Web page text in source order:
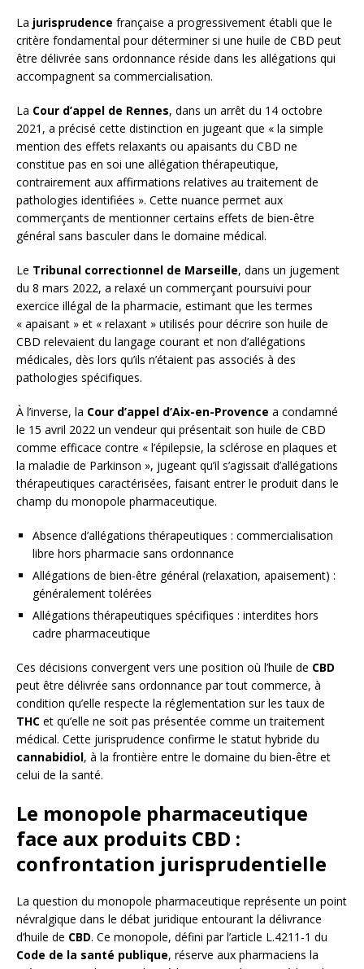
La jurisprudence française a progressivement établi que le
critère fondamental pour déterminer si une huile de CBD peut
être délivrée sans ordonnance réside dans les allégations qui
accompagnent sa commercialisation.
La Cour d’appel de Rennes, dans un arrêt du 14 octobre
2021, a précisé cette distinction en jugeant que « la simple
mention des effets relaxants ou apaisants du CBD ne
constitue pas en soi une allégation thérapeutique,
contrairement aux affirmations relatives au traitement de
pathologies identifiées ». Cette nuance permet aux
commerçants de mentionner certains effets de bien-être
général sans basculer dans le domaine médical.
Le Tribunal correctionnel de Marseille, dans un jugement
du 8 mars 2022, a relaxé un commerçant poursuivi pour
exercice illégal de la pharmacie, estimant que les termes
« apaisant » et « relaxant » utilisés pour décrire son huile de
CBD relevaient du langage courant et non d’allégations
médicales, dès lors qu’ils n’étaient pas associés à des
pathologies spécifiques.
À l’inverse, la Cour d’appel d’Aix-en-Provence a condamné
le 15 avril 2022 un vendeur qui présentait son huile de CBD
comme efficace contre « l’épilepsie, la sclérose en plaques et
la maladie de Parkinson », jugeant qu’il s’agissait d’allégations
thérapeutiques caractérisées, faisant entrer le produit dans le
champ du monopole pharmaceutique.
Absence d’allégations thérapeutiques : commercialisation
libre hors pharmacie sans ordonnance
Allégations de bien-être général (relaxation, apaisement) :
généralement tolérées
Allégations thérapeutiques spécifiques : interdites hors
cadre pharmaceutique
Ces décisions convergent vers une position où l’huile de CBD
peut être délivrée sans ordonnance par tout commerce, à
condition qu’elle respecte la réglementation sur les taux de
THC et qu’elle ne soit pas présentée comme un traitement
médical. Cette jurisprudence confirme le statut hybride du
cannabidiol, à la frontière entre le domaine du bien-être et
celui de la santé.
Le monopole pharmaceutique
face aux produits CBD :
confrontation jurisprudentielle
La question du monopole pharmaceutique représente un point
névralgique dans le débat juridique entourant la délivrance
d’huile de CBD. Ce monopole, défini par l’article L.4211-1 du
Code de la santé publique, réserve aux pharmaciens la